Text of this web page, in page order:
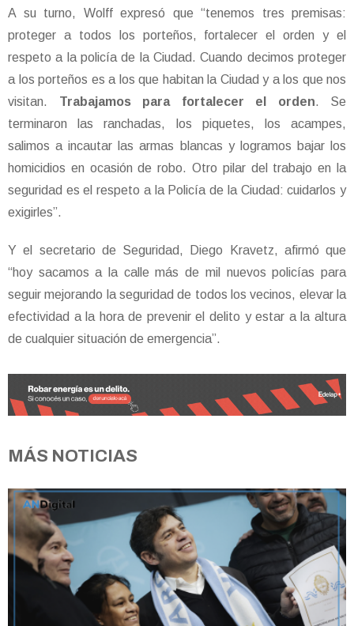
A su turno, Wolff expresó que “tenemos tres premisas:
proteger a todos los porteños, fortalecer el orden y el
respeto a la policía de la Ciudad. Cuando decimos proteger
a los porteños es a los que habitan la Ciudad y a los que nos
visitan.
Trabajamos para fortalecer el orden. Se
terminaron las ranchadas, los piquetes, los acampes,
salimos a incautar las armas blancas y logramos bajar los
homicidios en ocasión de robo. Otro pilar del trabajo en la
seguridad es el respeto a la Policía de la Ciudad: cuidarlos y
exigirles”.
Y el secretario de Seguridad, Diego Kravetz, afirmó que
“hoy sacamos a la calle más de mil nuevos policías para
seguir mejorando la seguridad de todos los vecinos, elevar la
efectividad a la hora de prevenir el delito y estar a la altura
de cualquier situación de emergencia”.
MÁS NOTICIAS